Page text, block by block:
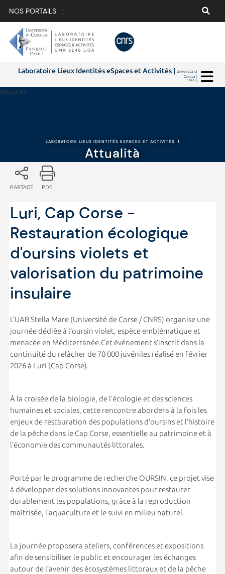
NOS PORTAILS :
Laboratoire Lieux Identités eSpaces et Activités |Università di
Corsica |
CNRS |
Attualità
LABORATOIRE LIEUX IDENTITÉS ESPACES ET ACTIVITÉS |
Attualità
PARTAGE PDF
Luri, Cap Corse -
Restauration écologique
d'oursins violets et
valorisation du patrimoine
insulaire
L’UAR Stella Mare (Université de Corse / CNRS) organise une
journée dédiée à l’oursin violet, espèce emblématique et
menacée en Méditerranée.Cet événement s’inscrit dans la
continuité du relâcher de 70 000 juvéniles réalisé en février
2026 à Luri (Cap Corse).
À la croisée de la biologie, de l’écologie et des sciences
humaines et sociales, cette rencontre abordera à la fois les
enjeux de restauration des populations d’oursins et l’histoire
de la pêche dans le Cap Corse, essentielle au patrimoine et à
l’économie des communautés littorales.
Porté par le programme de recherche OURSIN, ce projet vise
à développer des solutions innovantes pour restaurer
durablement les populations, grâce à la reproduction
maîtrisée, l’aquaculture et le suivi en milieu naturel.
La journée proposera ateliers, conférences et expositions
afin de sensibiliser le public et encourager les échanges
autour de l’avenir des écosystèmes littoraux et de la pêche